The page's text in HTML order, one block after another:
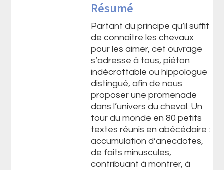
Résumé
Partant du principe qu’il suffit
de connaître les chevaux
pour les aimer, cet ouvrage
s’adresse à tous, piéton
indécrottable ou hippologue
distingué, afin de nous
proposer une promenade
dans l’univers du cheval. Un
tour du monde en 80 petits
textes réunis en abécédaire :
accumulation d’anecdotes,
de faits minuscules,
contribuant à montrer, à